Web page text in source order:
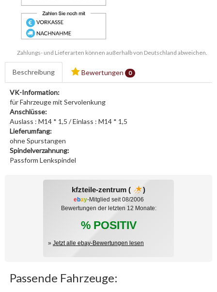
Zahlungs- und Lieferarten können außerhalb von Deutschland abweichen.
Beschreibung Bewertungen 0
VK-Information:
für Fahrzeuge mit Servolenkung
Anschlüsse:
Auslass : M14 * 1,5 / Einlass : M14 * 1,5
Lieferumfang:
ohne Spurstangen
Spindelverzahnung:
Passform Lenkspindel
kfzteile-zentrum ( )
ebay-Mitglied seit 08/2006
Bewertungen der letzten 12 Monate:
% POSITIV
» Jetzt alle ebay-Bewertungen lesen
Passende Fahrzeuge: